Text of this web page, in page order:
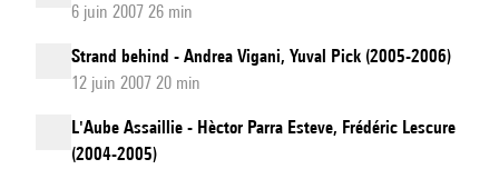
6 juin 2007 26 min
Strand behind - Andrea Vigani, Yuval Pick (2005-2006)
12 juin 2007 20 min
L'Aube Assaillie - Hèctor Parra Esteve, Frédéric Lescure
(2004-2005)